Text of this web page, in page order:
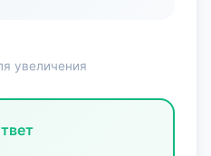
увеличения